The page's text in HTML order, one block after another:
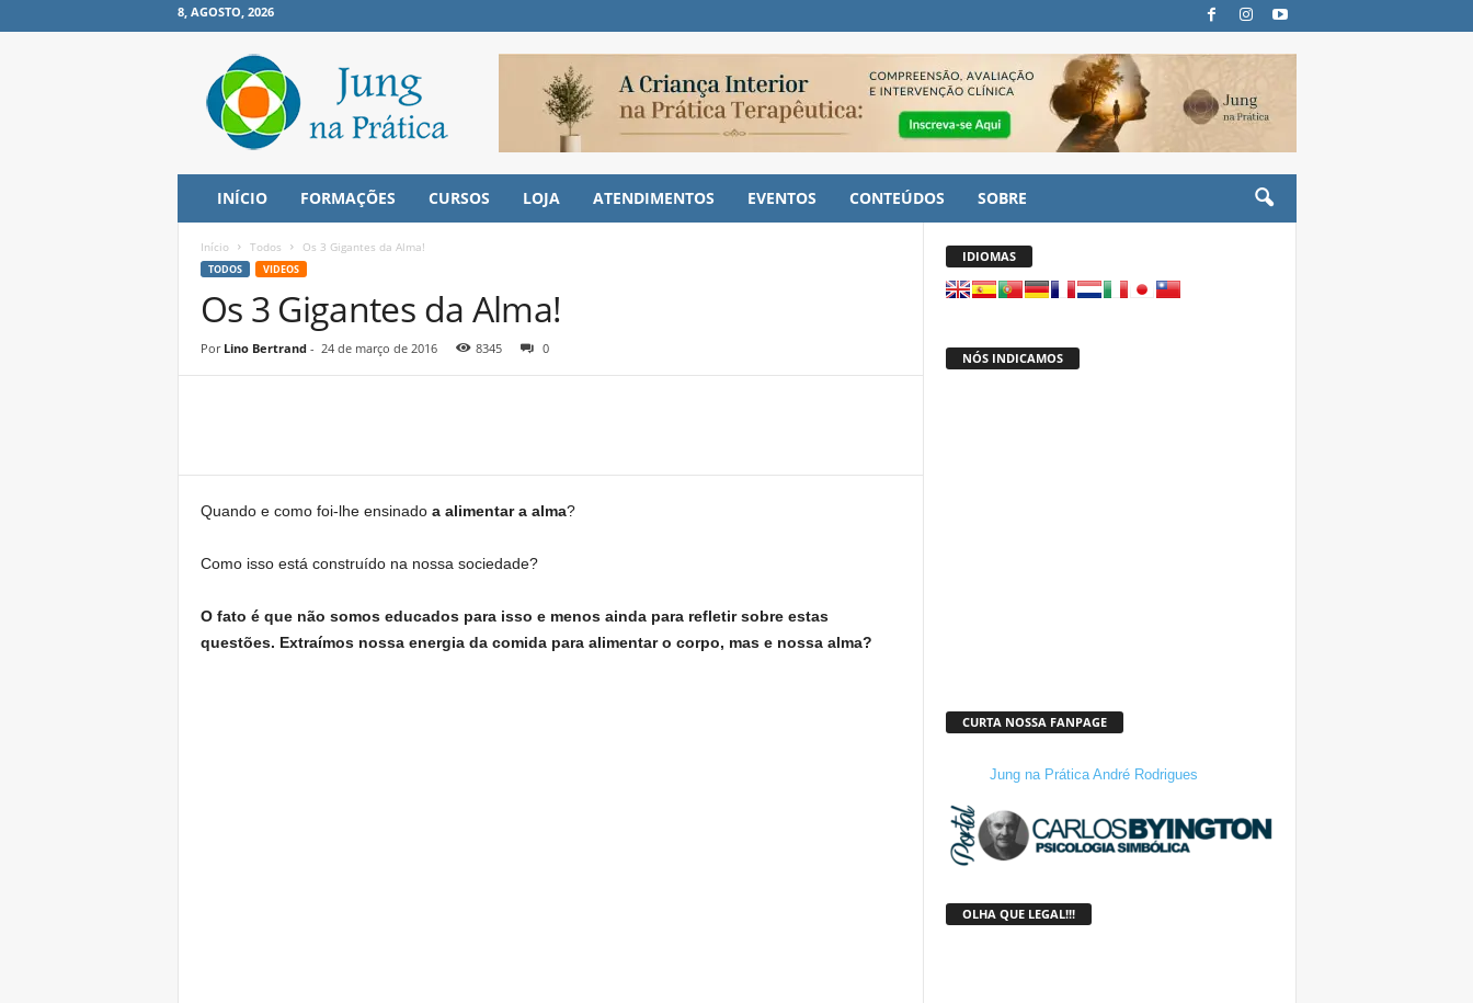
8, AGOSTO, 2026
INÍCIO FORMAÇÕES CURSOS LOJA ATENDIMENTOS EVENTOS CONTEÚDOS SOBRE
Início Todos Os 3 Gigantes da Alma!
TODOS VIDEOS
Os 3 Gigantes da Alma!
Por Lino Bertrand- 24 de março de 2016 8345 0
Quando e como foi-lhe ensinado a alimentar a alma?
Como isso está construído na nossa sociedade?
O fato é que não somos educados para isso e menos ainda para refletir sobre estas
questões. Extraímos nossa energia da comida para alimentar o corpo, mas e nossa alma?
IDIOMAS
NÓS INDICAMOS
CURTA NOSSA FANPAGE
Jung na Prática André Rodrigues
OLHA QUE LEGAL!!!